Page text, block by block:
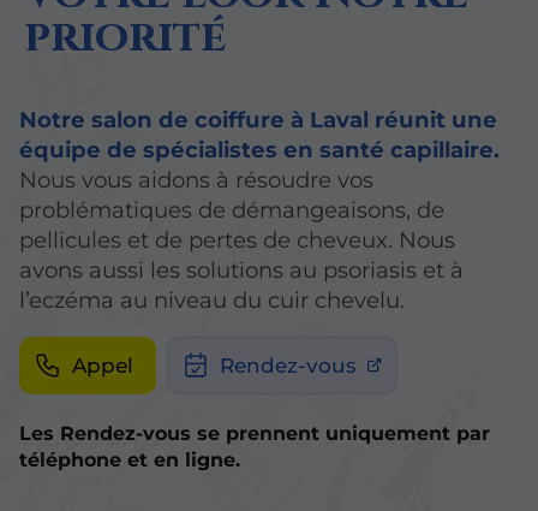
priorité
Notre salon de coiffure à Laval réunit une
équipe de spécialistes en santé capillaire.
Nous vous aidons à résoudre vos
problématiques de démangeaisons, de
pellicules et de pertes de cheveux. Nous
avons aussi les solutions au psoriasis et à
l’eczéma au niveau du cuir chevelu.
Appel Rendez-vous
Les Rendez-vous se prennent uniquement par
téléphone et en ligne.